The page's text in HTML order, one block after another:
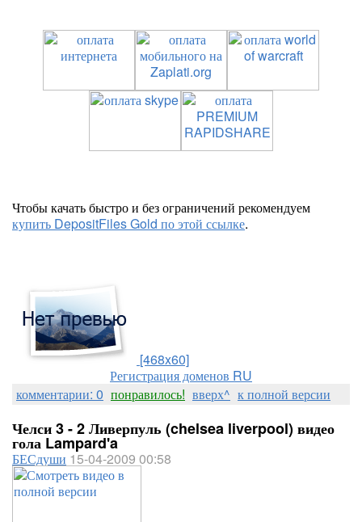
Чтобы качать быстро и без ограничений рекомендуем
купить DepositFiles Gold по этой ссылке.
[468x60]
Регистрация доменов RU
комментарии: 0 понравилось! вверх^ к полной версии
Челси 3 - 2 Ливерпуль (chelsea liverpool) видео
гола Lampard'a
БЕСдуши 15-04-2009 00:58